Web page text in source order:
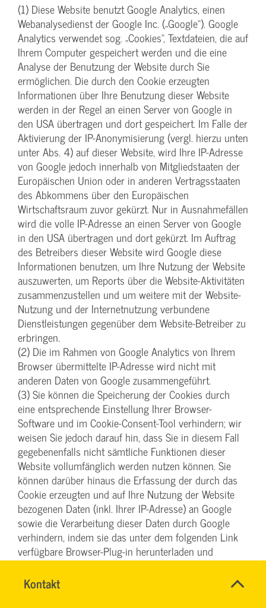
Kontakt
INGO
Name*
(1) Diese Website benutzt Google Analytics, einen
Webanalysedienst der Google Inc. („Google“). Google
Analytics verwendet sog. „Cookies“, Textdateien, die auf
Ihrem Computer gespeichert werden und die eine
Analyse der Benutzung der Website durch Sie
ermöglichen. Die durch den Cookie erzeugten
Informationen über Ihre Benutzung dieser Website
werden in der Regel an einen Server von Google in
den USA übertragen und dort gespeichert. Im Falle der
Aktivierung der IP-Anonymisierung (vergl. hierzu unten
unter Abs. 4) auf dieser Website, wird Ihre IP-Adresse
von Google jedoch innerhalb von Mitgliedstaaten der
Europäischen Union oder in anderen Vertragsstaaten
des Abkommens über den Europäischen
Wirtschaftsraum zuvor gekürzt. Nur in Ausnahmefällen
wird die volle IP-Adresse an einen Server von Google
in den USA übertragen und dort gekürzt. Im Auftrag
des Betreibers dieser Website wird Google diese
Informationen benutzen, um Ihre Nutzung der Website
auszuwerten, um Reports über die Website-Aktivitäten
zusammenzustellen und um weitere mit der Website-
Nutzung und der Internetnutzung verbundene
Dienstleistungen gegenüber dem Website-Betreiber zu
erbringen.
(2) Die im Rahmen von Google Analytics von Ihrem
Browser übermittelte IP-Adresse wird nicht mit
anderen Daten von Google zusammengeführt.
(3) Sie können die Speicherung der Cookies durch
eine entsprechende Einstellung Ihrer Browser-
Software und im Cookie-Consent-Tool verhindern; wir
weisen Sie jedoch darauf hin, dass Sie in diesem Fall
gegebenenfalls nicht sämtliche Funktionen dieser
Website vollumfänglich werden nutzen können. Sie
können darüber hinaus die Erfassung der durch das
Cookie erzeugten und auf Ihre Nutzung der Website
bezogenen Daten (inkl. Ihrer IP-Adresse) an Google
sowie die Verarbeitung dieser Daten durch Google
verhindern, indem sie das unter dem folgenden Link
verfügbare Browser-Plug-in herunterladen und
installieren:tools.google.com/dlpage/gaoptout.
(4) Diese Website verwendet Google Analytics mit der
Erweiterung „_anonymizeIp()“. Dadurch werden IP-